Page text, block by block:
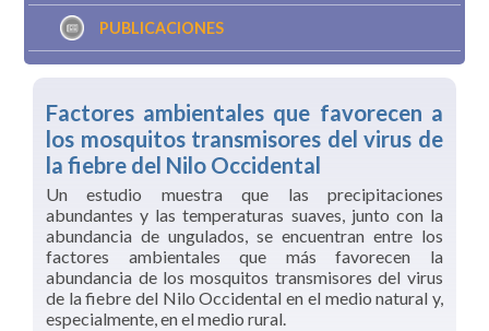
PUBLICACIONES
Factores ambientales que favorecen a
los mosquitos transmisores del virus de
la fiebre del Nilo Occidental
Un estudio muestra que las precipitaciones
abundantes y las temperaturas suaves, junto con la
abundancia de ungulados, se encuentran entre los
factores ambientales que más favorecen la
abundancia de los mosquitos transmisores del virus
de la fiebre del Nilo Occidental en el medio natural y,
especialmente, en el medio rural.